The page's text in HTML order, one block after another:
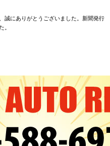
誠にありがとうございました。新聞発行
。